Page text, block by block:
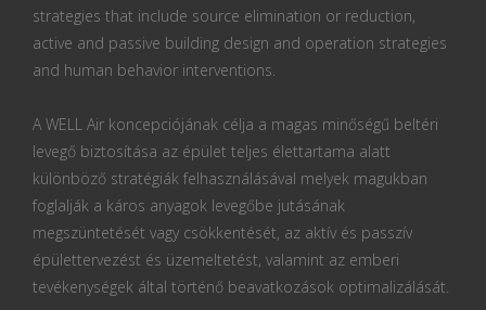
strategies that include source elimination or reduction,
active and passive building design and operation strategies
and human behavior interventions.
A WELL Air koncepciójának célja a magas minőségű beltéri
levegő biztosítása az épület teljes élettartama alatt
különböző stratégiák felhasználásával melyek magukban
foglalják a káros anyagok levegőbe jutásának
megszüntetését vagy csökkentését, az aktív és passzív
épülettervezést és üzemeltetést, valamint az emberi
tevékenységek által történő beavatkozások optimalizálását.